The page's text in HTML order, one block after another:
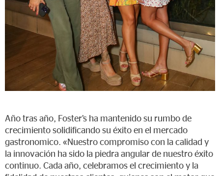
Año tras año, Foster’s ha mantenido su rumbo de
crecimiento solidificando su éxito en el mercado
gastronomico. «Nuestro compromiso con la calidad y
la innovación ha sido la piedra angular de nuestro éxito
continuo. Cada año, celebramos el crecimiento y la